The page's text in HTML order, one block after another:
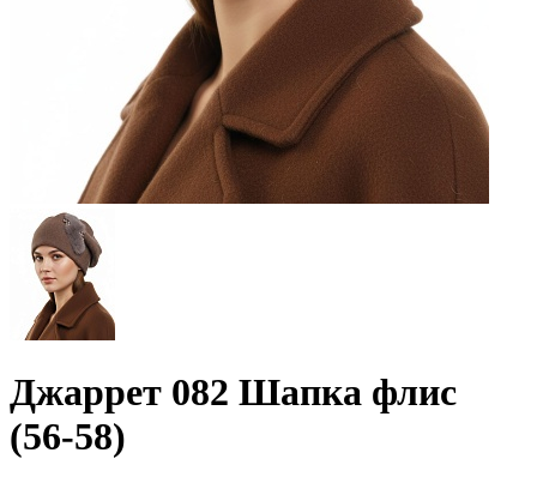
Джаррет 082 Шапка флис
(56-58)